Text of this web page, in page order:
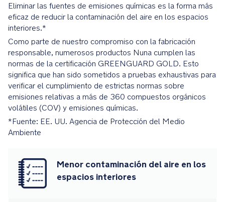
calidad
aportan
estilo
vuestros
paseos
La
capota
extensible
con
ventanas
se
cierra
silenciosamente
Eliminar las fuentes de emisiones químicas es la forma más
eficaz de reducir la contaminación del aire en los espacios
interiores.*
Como parte de nuestro compromiso con la fabricación
responsable, numerosos productos Nuna cumplen las
normas de la certificación GREENGUARD GOLD. Esto
significa que han sido sometidos a pruebas exhaustivas para
verificar el cumplimiento de estrictas normas sobre
emisiones relativas a más de 360 compuestos orgánicos
volátiles (COV) y emisiones químicas.
*Fuente: EE. UU. Agencia de Protección del Medio
Ambiente
Menor contaminación del aire en los
espacios interiores